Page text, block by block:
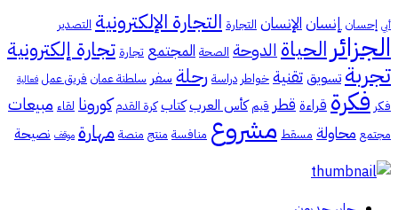
أبي إحسان إنسانالإنسان التجارة التجارة الإلكترونية التصدير
الجزائر الحياةالدوحة الصحة المجتمع تجارة تجارة إلكترونية
تجربة تسويقتقنية خواطر دراسة رحلة سفر سلطنة عمان فريق عمل فعالية
فكر فكرة قراءة قطر قيم كأس العرب كتاب كرة القدم كورونا لقاء مبيعات
مجتمع محاولة مسقط مشروع منافسة منتج منصة مهارة موقف نصيحة